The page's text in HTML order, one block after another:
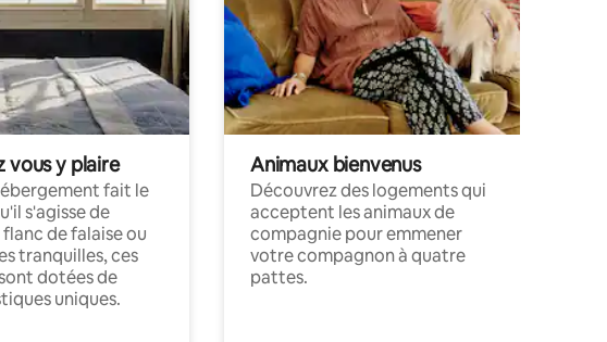
vous y plaire
fait le
s'agisse de
de falaise ou
tranquilles, ces
dotées de
uniques.
Animaux bienvenus
Découvrez des logements qui
acceptent les animaux de
compagnie pour emmener
votre compagnon à quatre
pattes.